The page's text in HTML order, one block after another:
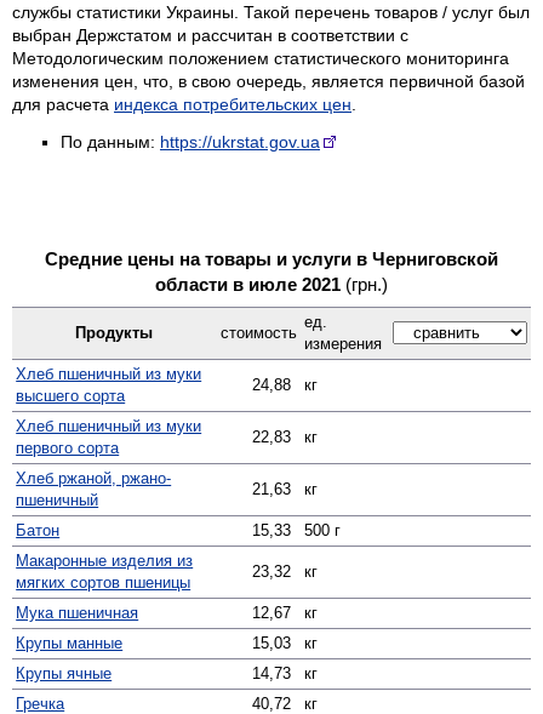
службы статистики Украины. Такой перечень товаров / услуг был
выбран Держстатом и рассчитан в соответствии с
Методологическим положением статистического мониторинга
изменения цен, что, в свою очередь, является первичной базой
для расчета индекса потребительских цен
По данным: https://ukrstat.gov.ua
Средние цены на товары и услуги в Черниговской
области в июле 2021 (грн.)
Продукты стоимость
ед.
измерения
Хлеб пшеничный из муки
высшего сорта
24,88 кг
Хлеб пшеничный из муки
первого сорта
22,83 кг
Хлеб ржаной, ржано-
пшеничный
21,63 кг
Батон 15,33
500 г
Макаронные изделия из
мягких сортов пшеницы
23,32 кг
Мука пшеничная 12,67
кг
Крупы манные
15,03
кг
Крупы ячные
14,73
кг
Гречка
40,72
кг